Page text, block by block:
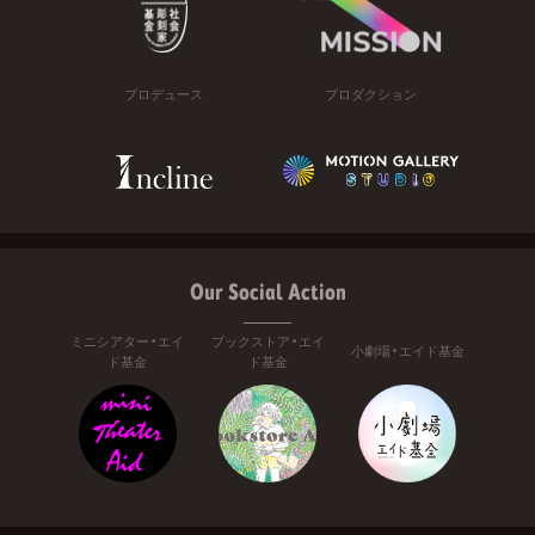
プロデュース プロダクション
Our Social Action
ミニシアター・エイ
ド基金
ブックストア・エイ
ド基金
小劇場・エイド基金